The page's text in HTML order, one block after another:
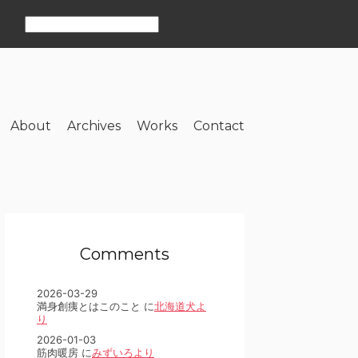
About Archives Works Contact
Comments
2026-03-29
満身創痍とはこのこと に北海道犬よ
り
2026-01-03
筋肉暖房 にみずいろより